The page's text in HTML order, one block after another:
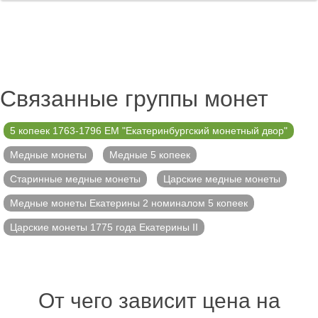
Связанные группы монет
5 копеек 1763-1796 ЕМ "Екатеринбургский монетный двор"
Медные монеты Медные 5 копеек
Старинные медные монеты Царские медные монеты
Медные монеты Екатерины 2 номиналом 5 копеек
Царские монеты 1775 года Екатерины II
От чего зависит цена на